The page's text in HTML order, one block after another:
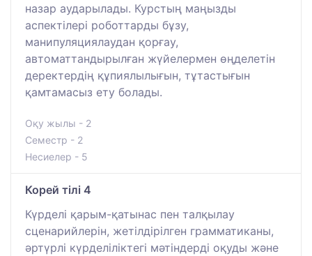
назар аударылады. Курстың маңызды
аспектілері роботтарды бұзу,
манипуляциялаудан қорғау,
автоматтандырылған жүйелермен өңделетін
деректердің құпиялылығын, тұтастығын
қамтамасыз ету болады.
Оқу жылы - 2
Семестр - 2
Несиелер - 5
Корей тілі 4
Күрделі қарым-қатынас пен талқылау
сценарийлерін, жетілдірілген грамматиканы,
әртүрлі күрделіліктегі мәтіндерді оқуды және